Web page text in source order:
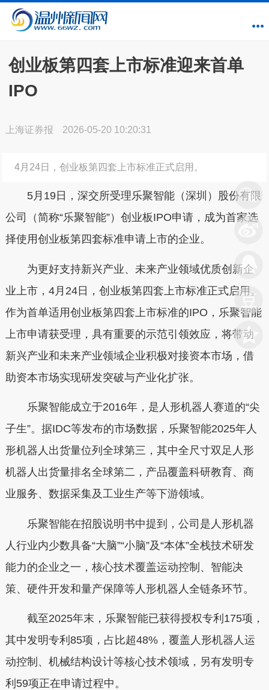
创业板第四套上市标准迎来首单
IPO
上海证券报 2026-05-20 10:20:31
4月24日，创业板第四套上市标准正式启用。
5月19日，深交所受理乐聚智能（深圳）股份有限
公司（简称“乐聚智能”）创业板IPO申请，成为首家选
择使用创业板第四套标准申请上市的企业。
为更好支持新兴产业、未来产业领域优质创新企
业上市，4月24日，创业板第四套上市标准正式启用。
作为首单适用创业板第四套上市标准的IPO，乐聚智能
上市申请获受理，具有重要的示范引领效应，将带动
新兴产业和未来产业领域企业积极对接资本市场，借
助资本市场实现研发突破与产业化扩张。
乐聚智能成立于2016年，是人形机器人赛道的“尖
子生”。据IDC等发布的市场数据，乐聚智能2025年人
形机器人出货量位列全球第三，其中全尺寸双足人形
机器人出货量排名全球第二，产品覆盖科研教育、商
业服务、数据采集及工业生产等下游领域。
乐聚智能在招股说明书中提到，公司是人形机器
人行业内少数具备“大脑”“小脑”及“本体”全栈技术研发
能力的企业之一，核心技术覆盖运动控制、智能决
策、硬件开发和量产保障等人形机器人全链条环节。
截至2025年末，乐聚智能已获得授权专利175项，
其中发明专利85项，占比超48%，覆盖人形机器人运
动控制、机械结构设计等核心技术领域，另有发明专
利59项正在申请过程中。